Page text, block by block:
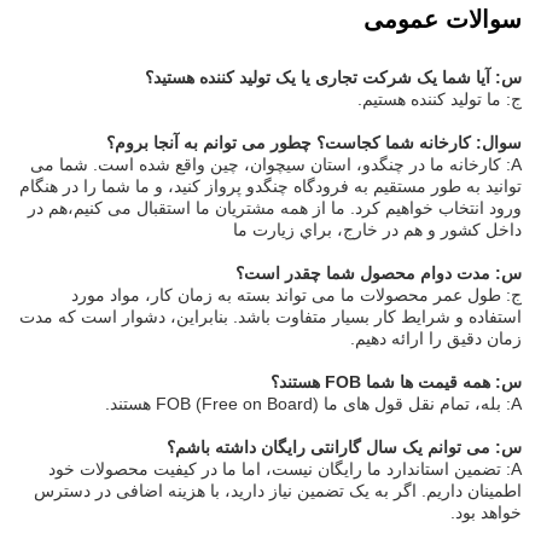
سوالات عمومی
س: آیا شما یک شرکت تجاری یا یک تولید کننده هستید؟
ج: ما تولید کننده هستیم.
سوال: کارخانه شما کجاست؟ چطور می توانم به آنجا بروم؟
A: کارخانه ما در چنگدو، استان سیچوان، چین واقع شده است. شما می
توانید به طور مستقیم به فرودگاه چنگدو پرواز کنید، و ما شما را در هنگام
ورود انتخاب خواهیم کرد. ما از همه مشتریان ما استقبال می کنیم،هم در
داخل کشور و هم در خارج، براي زيارت ما
س: مدت دوام محصول شما چقدر است؟
ج: طول عمر محصولات ما می تواند بسته به زمان کار، مواد مورد
استفاده و شرایط کار بسیار متفاوت باشد. بنابراین، دشوار است که مدت
زمان دقیق را ارائه دهیم.
س: همه قیمت ها شما FOB هستند؟
A: بله، تمام نقل قول های ما FOB (Free on Board) هستند.
س: می توانم یک سال گارانتی رایگان داشته باشم؟
A: تضمین استاندارد ما رایگان نیست، اما ما در کیفیت محصولات خود
اطمینان داریم. اگر به یک تضمین نیاز دارید، با هزینه اضافی در دسترس
خواهد بود.